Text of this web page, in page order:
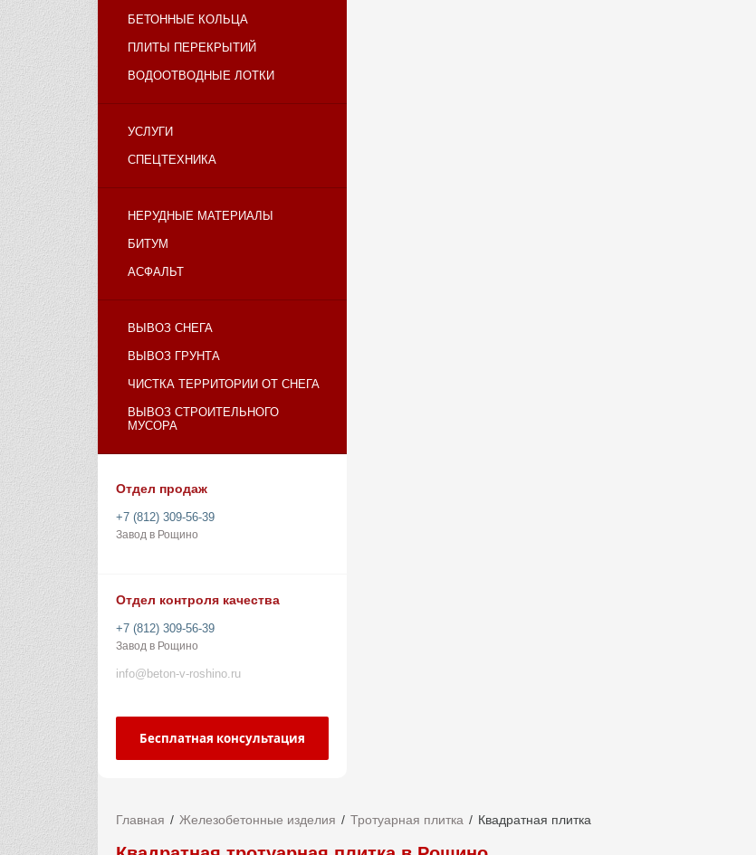
БЕТОННЫЕ КОЛЬЦА
ПЛИТЫ ПЕРЕКРЫТИЙ
ВОДООТВОДНЫЕ ЛОТКИ
УСЛУГИ
СПЕЦТЕХНИКА
НЕРУДНЫЕ МАТЕРИАЛЫ
БИТУМ
АСФАЛЬТ
ВЫВОЗ СНЕГА
ВЫВОЗ ГРУНТА
ЧИСТКА ТЕРРИТОРИИ ОТ СНЕГА
ВЫВОЗ СТРОИТЕЛЬНОГО
МУСОРА
Отдел продаж
+7 (812) 309-56-39
Завод в Рощино
Отдел контроля качества
+7 (812) 309-56-39
Завод в Рощино
info@beton-v-roshino.ru
Бесплатная консультация
Главная Железобетонные изделия Тротуарная плитка Квадратная плитка